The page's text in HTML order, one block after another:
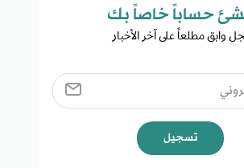
حساباً خاصاً بك​
وابق مطلعاً على آخر الأخبار
تسجيل